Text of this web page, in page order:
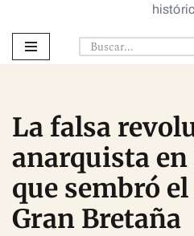
La falsa
anarquista
que sembró
Gran Bretaña